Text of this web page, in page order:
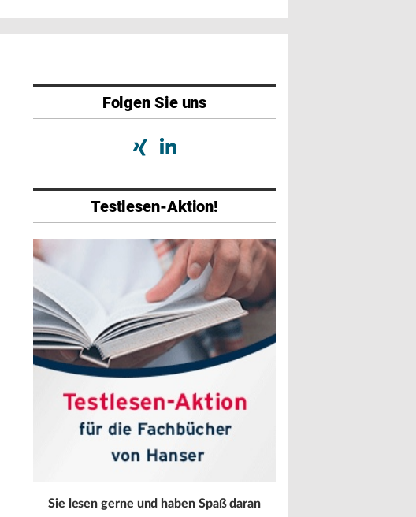
Ausgabe
02/2026
Ausgabe
01/2026
Folgen Sie uns
Testlesen-Aktion!
Sie lesen gerne und haben Spaß daran